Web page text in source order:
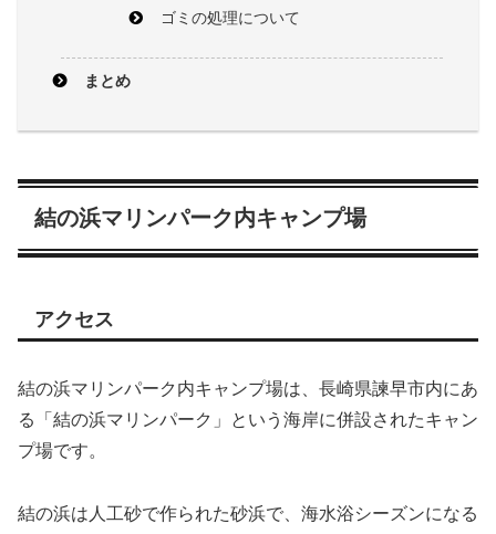
ゴミの処理について
まとめ
結の浜マリンパーク内キャンプ場
アクセス
結の浜マリンパーク内キャンプ場は、長崎県諫早市内にあ
る「結の浜マリンパーク」という海岸に併設されたキャン
プ場です。
結の浜は人工砂で作られた砂浜で、海水浴シーズンになる